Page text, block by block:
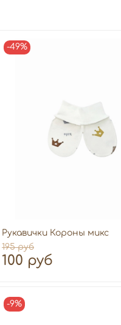
-49%
Рукавички Короны микс
195 руб
100 руб
-9%